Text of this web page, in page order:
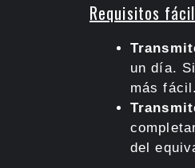
Requisitos
un día.
más fácil.
del